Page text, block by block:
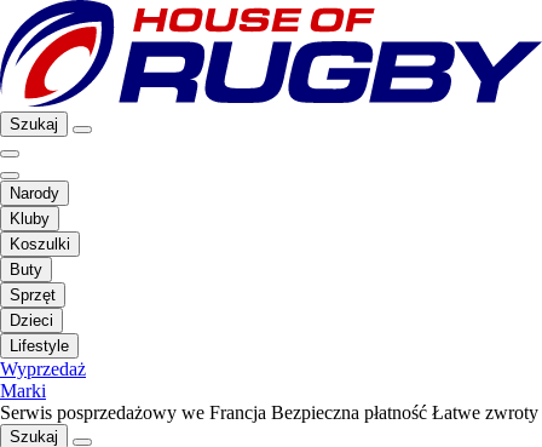
Szukaj
Narody
Kluby
Koszulki
Buty
Sprzęt
Dzieci
Lifestyle
Wyprzedaż
Marki
Serwis posprzedażowy we Francja Bezpieczna płatność Łatwe zwroty
Szukaj